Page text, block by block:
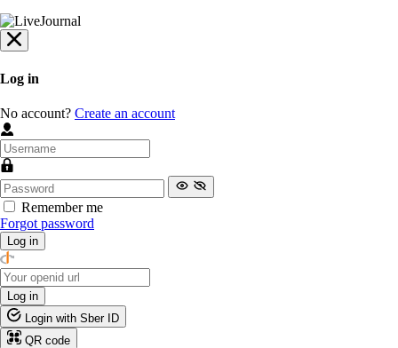
Log in
No account? Create an account
Remember me
Forgot password
Log in
Log in
Login with Sber ID
QR code